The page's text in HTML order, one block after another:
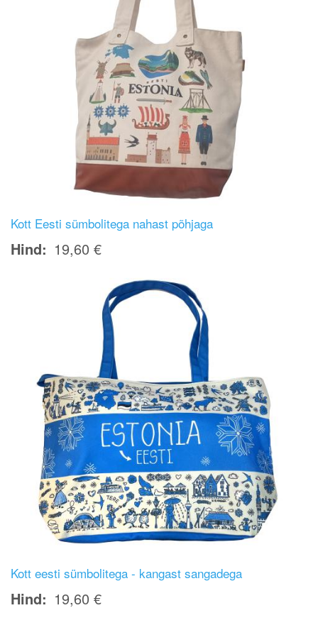
Kott Eesti sümbolitega nahast põhjaga
Hind 19,60 €
Kott eesti sümbolitega - kangast sangadega
Hind 19,60 €